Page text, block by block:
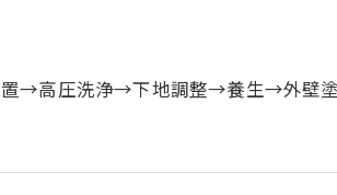
置→高圧洗浄→下地調整→養生→外壁